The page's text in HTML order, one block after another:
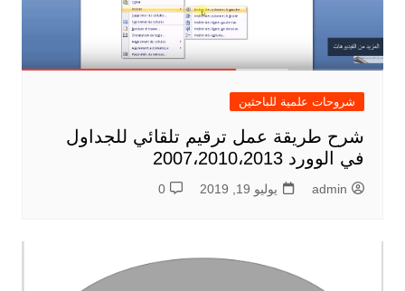
شروحات علمية للباحثين
شرح طريقة عمل ترقيم تلقائي للجداول
في الوورد 2007،2010،2013
admin يوليو 19, 2019 0